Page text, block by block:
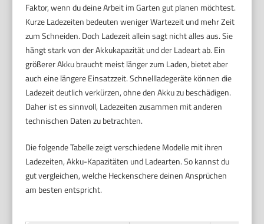
Faktor, wenn du deine Arbeit im Garten gut planen möchtest.
Kurze Ladezeiten bedeuten weniger Wartezeit und mehr Zeit
zum Schneiden. Doch Ladezeit allein sagt nicht alles aus. Sie
hängt stark von der Akkukapazität und der Ladeart ab. Ein
größerer Akku braucht meist länger zum Laden, bietet aber
auch eine längere Einsatzzeit. Schnellladegeräte können die
Ladezeit deutlich verkürzen, ohne den Akku zu beschädigen.
Daher ist es sinnvoll, Ladezeiten zusammen mit anderen
technischen Daten zu betrachten.
Die folgende Tabelle zeigt verschiedene Modelle mit ihren
Ladezeiten, Akku-Kapazitäten und Ladearten. So kannst du
gut vergleichen, welche Heckenschere deinen Ansprüchen
am besten entspricht.